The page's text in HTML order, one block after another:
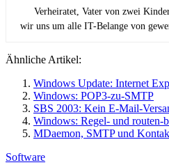
Verheiratet, Vater von zwei
wir uns um alle IT-Belange von
Ähnliche Artikel:
Windows Update: Internet
Windows: POP3-zu-SMTP
SBS 2003: Kein E-Mail-
Windows: Regel- und routen-
MDaemon, SMTP und
Software